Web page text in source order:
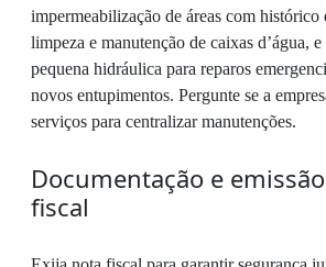
impermeabilização de áreas com histórico
limpeza e manutenção de caixas d’água,
pequena hidráulica para reparos
novos entupimentos. Pergunte se a
serviços para centralizar manutenções.
Documentação e
fiscal